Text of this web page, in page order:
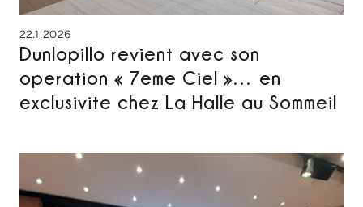
22.1.2026
Dunlopillo revient avec son
operation « 7eme Ciel »… en
exclusivite chez La Halle au Sommeil